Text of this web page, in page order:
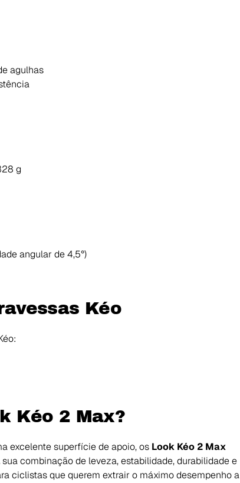
agulhas
g
angular de 4,5°)
Kéo
Kéo 2 Max?
excelente superfície de apoio, os Look Kéo 2 Max
combinação de leveza, estabilidade, durabilidade e
ciclistas que querem extrair o máximo desempenho a